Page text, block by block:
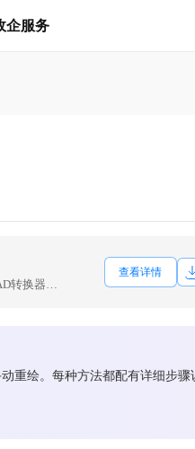
企服务
CAD版本转换,CAD转PDF,CAD转图片,PDF转CAD,图片转CAD,DWG DXF互转,CAD DWF互转；金舟CAD转换器是一款CAD文件转换处理软件， 操作简便，软件界面简洁明了，可一键批量一键操作；转换速度快，为CAD文件工作者提供便捷的CAD文件处理方案，更效率办公，本地完成转换，更安全。
查看详情
重绘。每种方法都配有详细步